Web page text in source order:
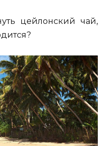
цейлонский чай,